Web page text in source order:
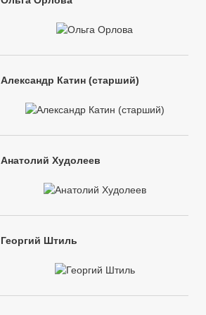
Александр Катин (старший)
Анатолий Худолеев
Георгий Штиль